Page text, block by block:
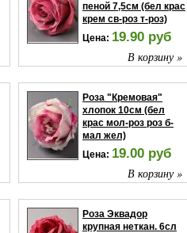
пеной 7,5см (бел крас
крем св-роз т-роз)
Цена: 19.90 руб
В корзину »
Роза "Кремовая"
хлопок 10см (бел
крас мол-роз роз б-
мал жел)
Цена: 19.00 руб
В корзину »
Роза Эквадор
крупная неткан. 6сл